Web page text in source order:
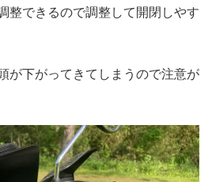
整できるので調整して開閉しやす
が下がってきてしまうので注意が